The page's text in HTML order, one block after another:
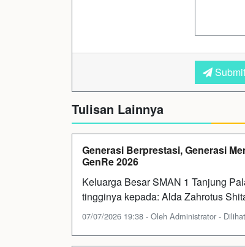
Submit
Tulisan Lainnya
Generasi Berprestasi, Generasi
GenRe 2026
Keluarga Besar SMAN 1 Tanjung
tingginya kepada: Alda Zahrotus
07/07/2026 19:38 - Oleh Administrator -